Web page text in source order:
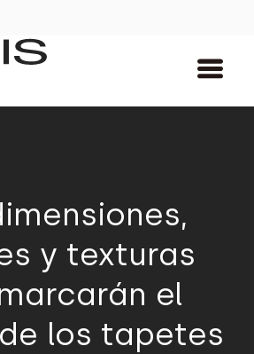
y texturas
el
los tapetes